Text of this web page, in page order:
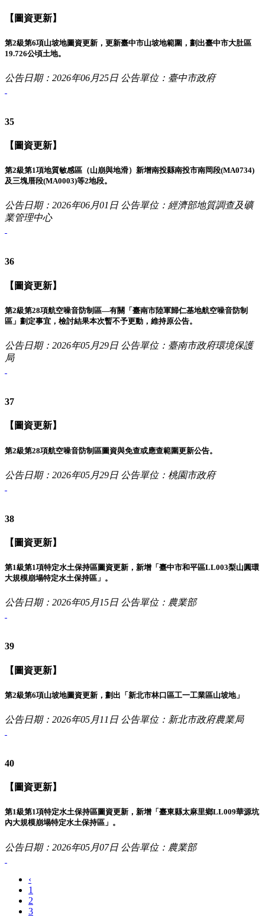
【圖資更新】
第2級第6項山坡地圖資更新，更新臺中市山坡地範圍，劃出臺中市大肚區
19.726公頃土地。
公告日期：2026年06月25日 公告單位：臺中市政府
35
【圖資更新】
第2級第1項地質敏感區（山崩與地滑）新增南投縣南投市南岡段(MA0734)
及三塊厝段(MA0003)等2地段。
公告日期：2026年06月01日 公告單位：經濟部地質調查及礦
業管理中心
36
【圖資更新】
第2級第28項航空噪音防制區—有關「臺南市陸軍歸仁基地航空噪音防制
區」劃定事宜，檢討結果本次暫不予更動，維持原公告。
公告日期：2026年05月29日 公告單位：臺南市政府環境保護
局
37
【圖資更新】
第2級第28項航空噪音防制區圖資與免查或應查範圍更新公告。
公告日期：2026年05月29日 公告單位：桃園市政府
38
【圖資更新】
第1級第1項特定水土保持區圖資更新，新增「臺中市和平區LL003梨山圓環
大規模崩塌特定水土保持區」。
公告日期：2026年05月15日 公告單位：農業部
39
【圖資更新】
第2級第6項山坡地圖資更新，劃出「新北市林口區工一工業區山坡地」
公告日期：2026年05月11日 公告單位：新北市政府農業局
40
【圖資更新】
第1級第1項特定水土保持區圖資更新，新增「臺東縣太麻里鄉LL009華源坑
內大規模崩塌特定水土保持區」。
公告日期：2026年05月07日 公告單位：農業部
‹
1
2
3